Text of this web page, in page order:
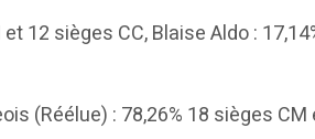
12 sièges CC, Blaise Aldo :
(Réélue) : 78,26% 18 sièges